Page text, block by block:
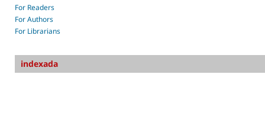
For Readers
For Authors
For Librarians
indexada